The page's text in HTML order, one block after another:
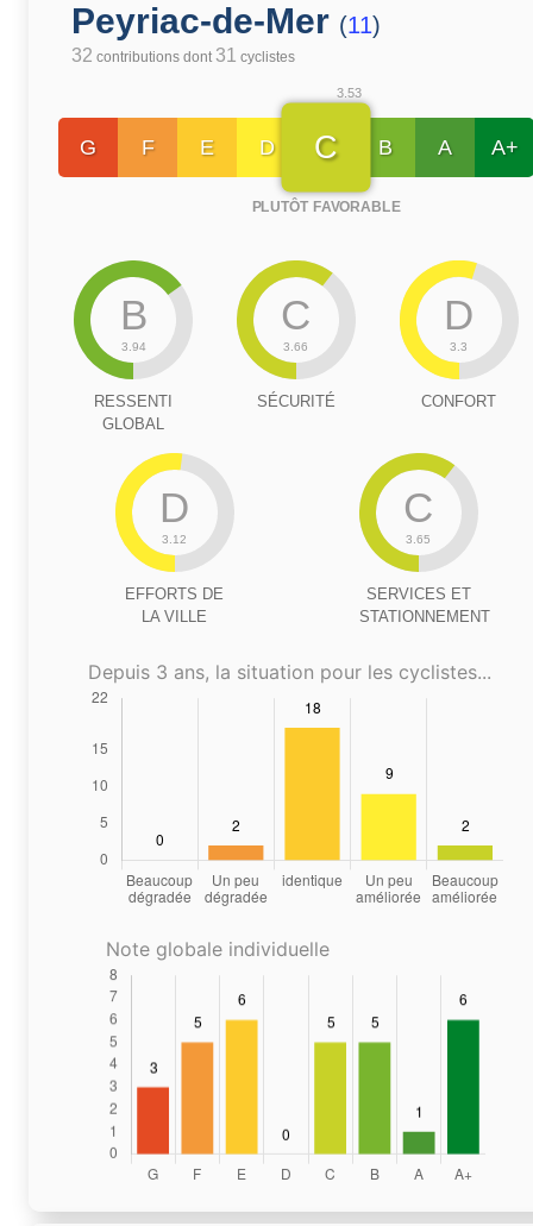
Peyriac-de-Mer (11)
32 contributions dont 31 cyclistes
G F E D
3.53
C
PLUTÔT FAVORABLE
B A A+
B
3.94
RESSENTI
GLOBAL
C
3.66
SÉCURITÉ
D
3.3
CONFORT
D
3.12
EFFORTS DE
LA VILLE
C
3.65
SERVICES ET
STATIONNEMENT
Depuis 3 ans, la situation pour les cyclistes...
Note globale individuelle